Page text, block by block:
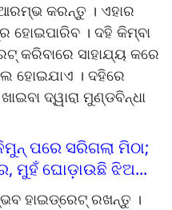
କରନ୍ତୁ । ଏହାର
ହୋଇପାରିବ । ଦହି କିମ୍ବା
କରିବାରେ ସାହାଯ୍ୟ କରେ
ହୋଇଯାଏ । ଦହିରେ
ଦ୍ୱାରା ମୁଣ୍ଡବିନ୍ଧା
ପରେ ସରିଗଲା ମିଠା;
ମୁହଁ ଘୋଡ଼ାଉଛି ଝିଅ...
ହାଇଡ୍ରେଟ୍ ରଖନ୍ତୁ ।